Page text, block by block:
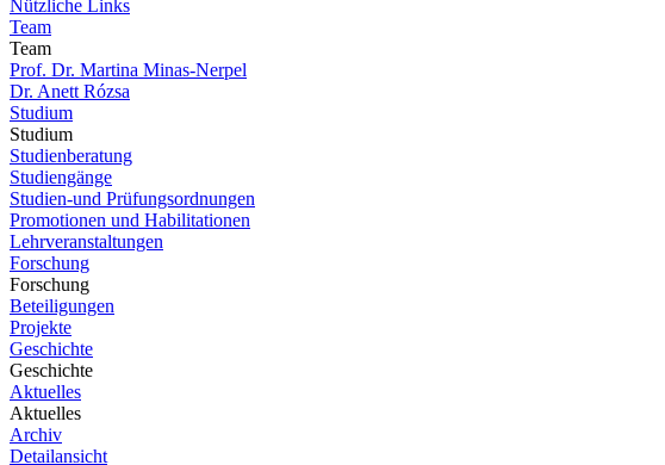
Nützliche Links
Team
Team
Prof. Dr. Martina Minas-Nerpel
Dr. Anett Rózsa
Studium
Studium
Studienberatung
Studiengänge
Studien-und Prüfungsordnungen
Promotionen und Habilitationen
Lehrveranstaltungen
Forschung
Forschung
Beteiligungen
Projekte
Geschichte
Geschichte
Aktuelles
Aktuelles
Archiv
Detailansicht